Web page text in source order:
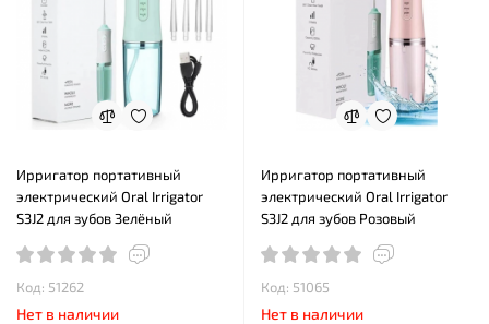
Ирригатор портативный
электрический Oral Irrigator
S3J2 для зубов Зелёный
Код: 51262
Нет в наличии
Ирригатор портативный
электрический Oral Irrigator
S3J2 для зубов Розовый
Код: 51065
Нет в наличии